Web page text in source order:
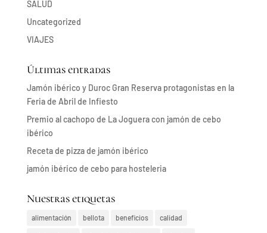
SALUD
Uncategorized
VIAJES
Últimas entradas
Jamón ibérico y Duroc Gran Reserva protagonistas en la
Feria de Abril de Infiesto
Premio al cachopo de La Joguera con jamón de cebo
ibérico
Receta de pizza de jamón ibérico
jamón ibérico de cebo para hosteleria
Nuestras etiquetas
alimentación bellota beneficios calidad